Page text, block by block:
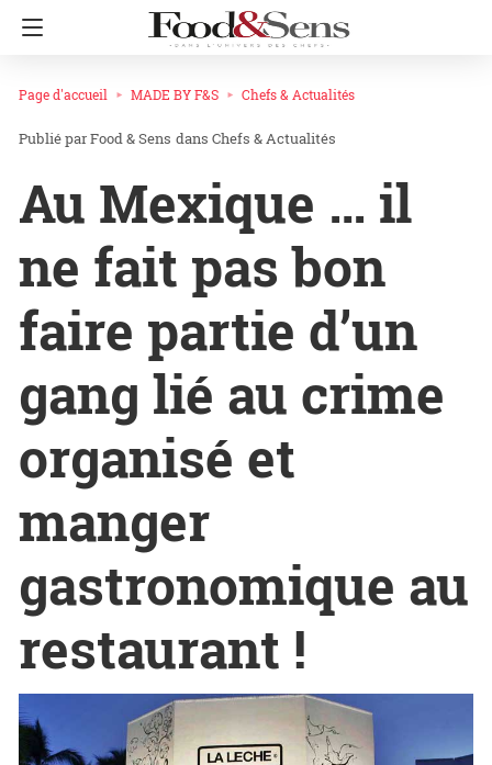
Page d'accueil MADE BY F&S Chefs & Actualités
Food & Sens dans Chefs & Actualités
Au Mexique … il
ne fait pas bon
faire partie d’un
gang lié au crime
organisé et
manger
gastronomique au
restaurant !